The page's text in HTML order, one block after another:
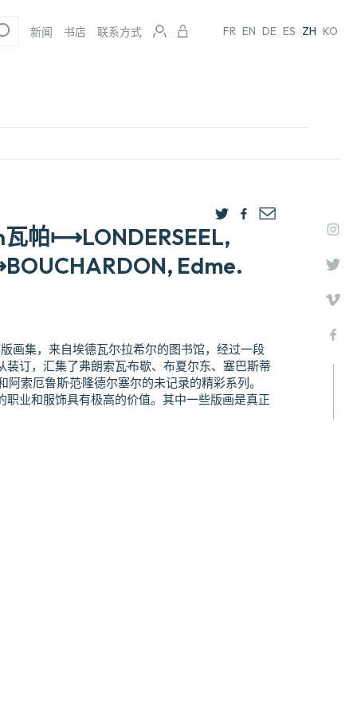
新闻 书店 联系方式 FR EN DE ES ZH KO
瓦帕⟼LONDERSEEL,
Edme.
画集，来自埃德瓦尔·拉希尔的图书馆，经过一段
订，汇集了弗朗索瓦·布歇、布夏尔东、塞巴斯蒂
阿索厄鲁斯·范·隆德尔塞尔的未记录的精彩系列。
职业和服饰具有极高的价值。其中一些版画是真正